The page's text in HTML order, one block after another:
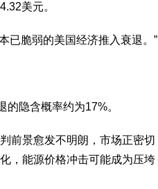
美元。
已脆弱的美国经济推入衰退。”
隐含概率约为17%。
前景愈发不明朗，市场正密切
，能源价格冲击可能成为压垮